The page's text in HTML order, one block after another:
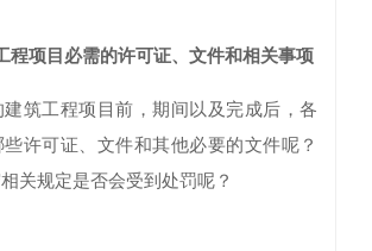
程项目必需的许可证、文件和相关事项
筑工程项目前，期间以及完成后，各
许可证、文件和其他必要的文件呢？
关规定是否会受到处罚呢？